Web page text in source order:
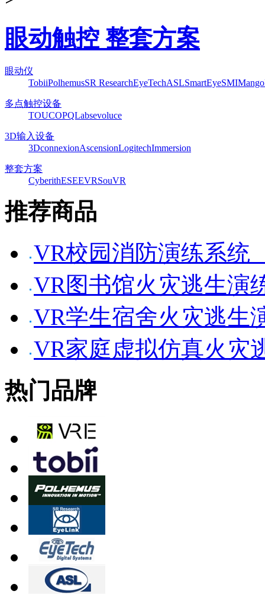
眼动触控 整套方案
眼动仪
TobiiPolhemusSR ResearchEyeTechASLSmartEyeSMI
多点触控设备
TOUCOPQLabsevoluce
3D输入设备
3DconnexionAscensionLogitechImmersion
整套方案
CyberithESEEVRSouVR
推荐商品
VR校园消防演练系统
VR图书馆火灾逃生演
VR学生宿舍火灾逃生
VR家庭虚拟仿真火灾
热门品牌